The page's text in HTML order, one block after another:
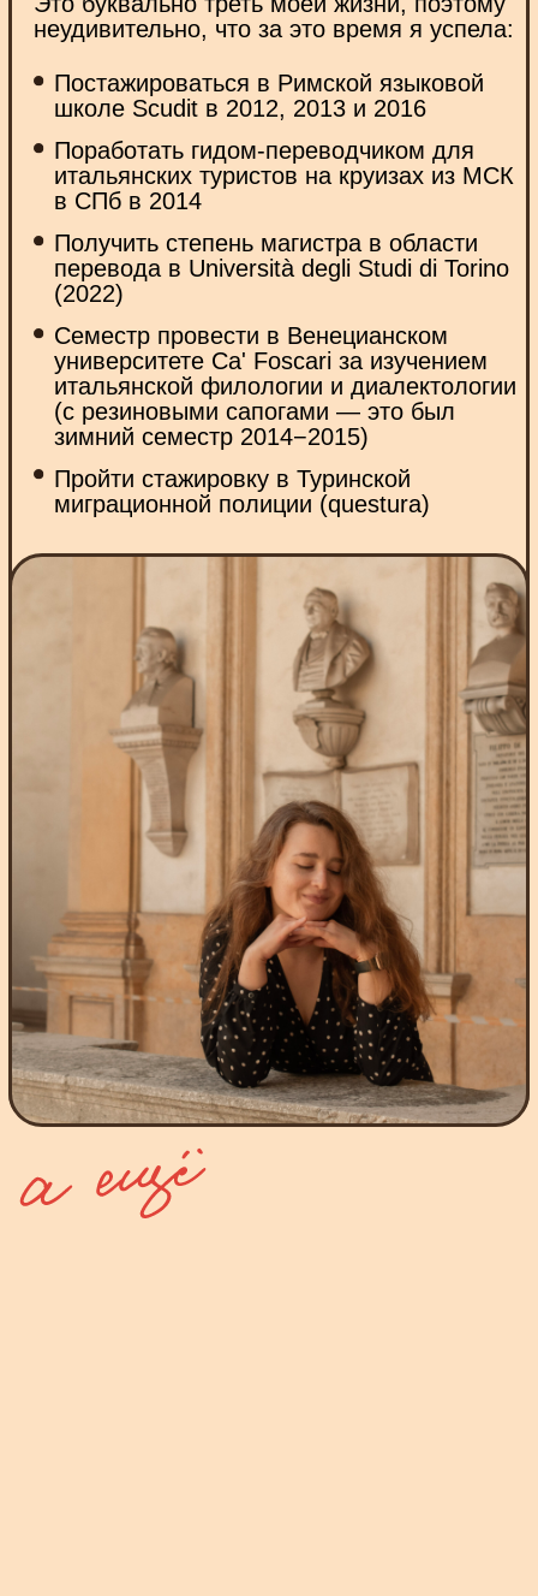
в четверг мне
из части про
успеваем купить
Практикую
приложении, там
из Италии, и вот я
невероятно
итальянского,
для полноты
Так что grazie
курс с педагогом или обратной связью, чтобы
продвигаться дальше, но уже
и самостоятельно, и с проверками)) Куча
Выбрала Вас, не пожалела. Больше двух
месяцев удовольствия от изучения
и маленького стресса в ожидании проверок
Финальный тест 15/15 показал, что
я правильно выбрала Вашу школу. Спасибо!
Больше отзывов в нашем
Instagram* @mammamia_italiano
где меня
можно найти
Ершова Дарья Владимировна
© Все права защищены. Mamma mia!
Изучение итальянского языка онлайн
пиши, и мы Ответим
интересующие
тебя вопросы
*
*Meta Platforms Inc. признана
экстремистской организацией
на территории РФ